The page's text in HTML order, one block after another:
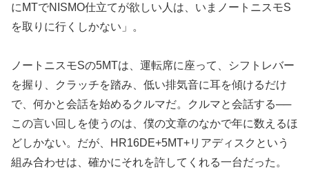
にMTでNISMO仕立てが欲しい人は、いまノートニスモS
を取りに行くしかない」。
ノートニスモSの5MTは、運転席に座って、シフトレバー
を握り、クラッチを踏み、低い排気音に耳を傾けるだけ
で、何かと会話を始めるクルマだ。クルマと会話する──
この言い回しを使うのは、僕の文章のなかで年に数えるほ
どしかない。だが、HR16DE+5MT+リアディスクという
組み合わせは、確かにそれを許してくれる一台だった。